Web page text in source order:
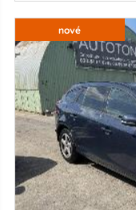
nové